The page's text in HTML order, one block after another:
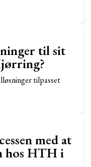
til sit
tilpasset
med at
hos HTH i